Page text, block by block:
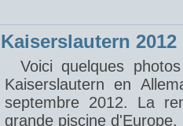
Kaiserslautern 2012
Voici quelques
Kaiserslautern en
septembre 2012. La
grande piscine